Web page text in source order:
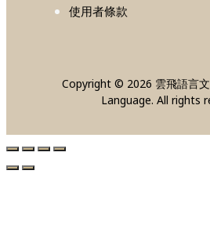
使用者條款
Copyright © 2026 雲飛語言
Language. All rights